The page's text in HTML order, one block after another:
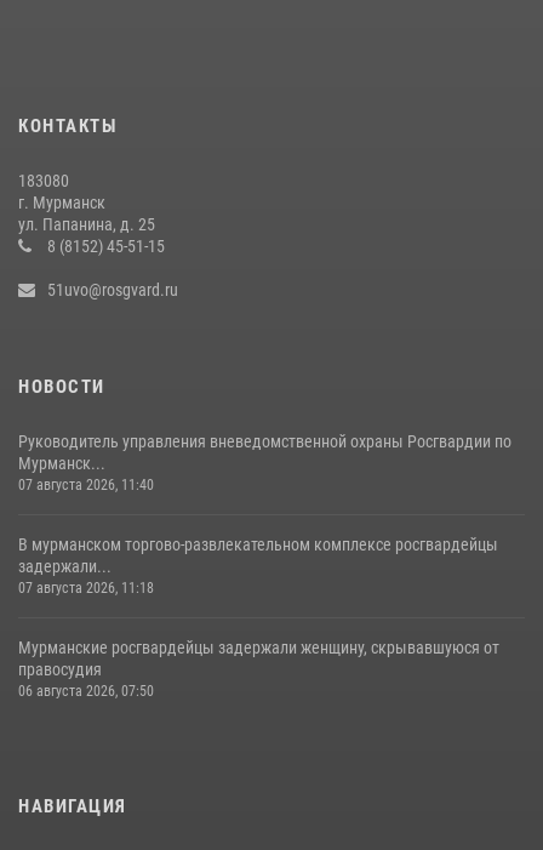
В МУРМАНСКЕ ПРЕДСТАВИТЕЛИ РОСГВАРДИИ И
ТЕРРИТОРИАЛЬНОЙ ИЗБИРАТЕЛЬНОЙ КОМИССИИ ОБСУДИЛИ
АЛГОРИТМЫ ОБЕСПЕЧЕНИЯ БЕЗОПАСНОСТИ В ПЕРИОД ВЫБОРОВ
КОНТАКТЫ
183080
г. Мурманск
ул. Папанина, д. 25
8 (8152) 45-51-15
51uvo@rosgvard.ru
НОВОСТИ
Руководитель управления вневедомственной охраны Росгвардии по
Мурманск...
07 августа 2026, 11:40
В мурманском торгово-развлекательном комплексе росгвардейцы
задержали...
07 августа 2026, 11:18
Мурманские росгвардейцы задержали женщину, скрывавшуюся от
правосудия
06 августа 2026, 07:50
НАВИГАЦИЯ